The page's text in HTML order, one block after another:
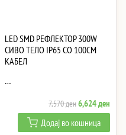
LED SMD РЕФЛЕКТОР 300W
СИВО ТЕЛО IP65 СО 100CM
КАБЕЛ
…
7,570денOriginal
price
was:
6,624ден
price
is:
Додај во кошница